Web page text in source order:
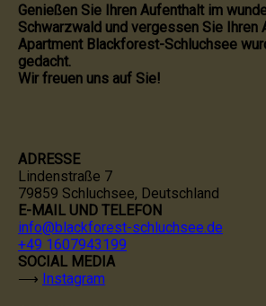
Genießen Sie Ihren Aufenthalt im
Schwarzwald und vergessen Sie Ihren
Apartment Blackforest-Schluchsee
gedacht.
Wir freuen uns auf Sie!
ADRESSE
Lindenstraße 7
79859 Schluchsee, Deutschland
E-MAIL UND TELEFON
info@blackforest-schluchsee.de
+49 1607943199
SOCIAL MEDIA
⟶ Instagram